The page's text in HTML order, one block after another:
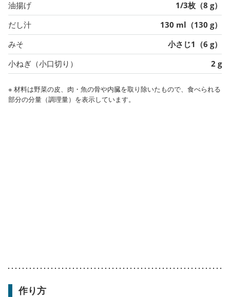
油揚げ
1/3枚（8 g）
だし汁
130 ml（130 g）
みそ
小さじ1（6 g）
小ねぎ（小口切り）
2 g
※ 材料は野菜の皮、肉・魚の骨や内臓を取り除いたもので、食べられる
部分の分量（調理量）を表示しています。
作り方